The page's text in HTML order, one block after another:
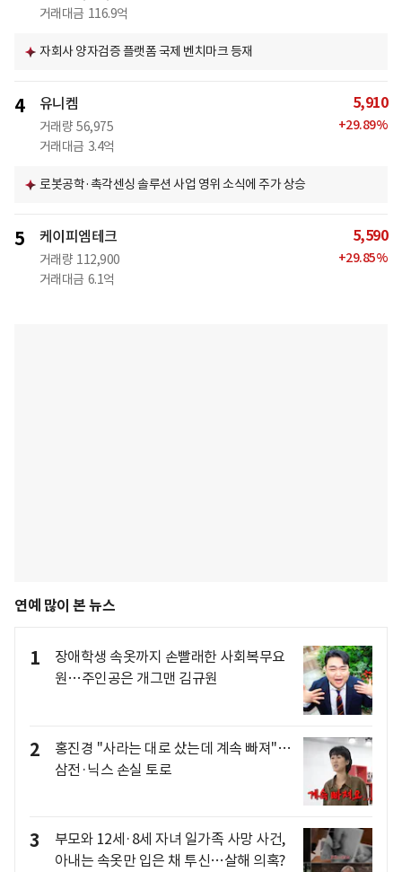
거래대금 116.9억
자회사 양자검증 플랫폼 국제 벤치마크 등재
4 유니켐
거래량 56,975
거래대금 3.4억
5,910
+29.89%
로봇공학·촉각센싱 솔루션 사업 영위 소식에 주가 상승
5 케이피엠테크
거래량 112,900
거래대금 6.1억
5,590
+29.85%
연예 많이 본 뉴스
1
장애학생 속옷까지 손빨래한 사회복무요
원…주인공은 개그맨 김규원
2
홍진경 "사라는 대로 샀는데 계속 빠져"…
삼전·닉스 손실 토로
3
부모와 12세·8세 자녀 일가족 사망 사건,
아내는 속옷만 입은 채 투신…살해 의혹?